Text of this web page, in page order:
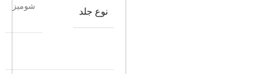
نوع جلد
شومیز